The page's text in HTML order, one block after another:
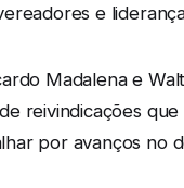
e
Madalena e
por avanços no